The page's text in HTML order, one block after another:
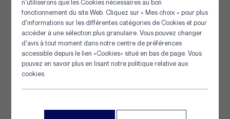
Panneau de gestion des cookies
n'utiliserons que les Cookies nécessaires au bon
fonctionnement du site Web. Cliquez sur « Mes choix » pour plus
d'informations sur les différentes catégories de Cookies et pour
accéder à une sélection plus granulaire. Vous pouvez changer
d'avis à tout moment dans notre centre de préférences
accessible depuis le lien «Cookies» situé en bas de page. Vous
pouvez en savoir plus en lisant notre politique relative aux
cookies.